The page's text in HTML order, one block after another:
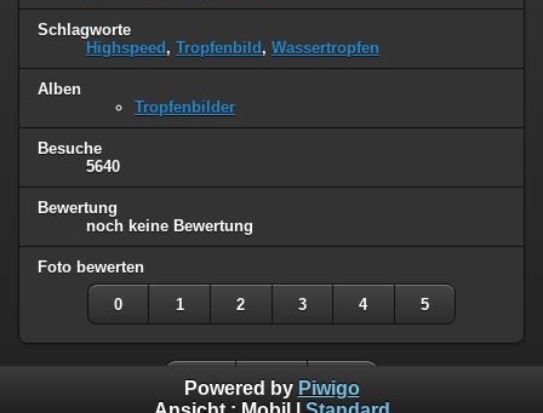
Schlagworte
Highspeed , Tropfenbild , Wassertropfen
Alben
Tropfenbilder
Besuche
5640
Bewertung
noch keine Bewertung
Foto bewerten
0 1 2 3 4 5
Powered by Piwigo